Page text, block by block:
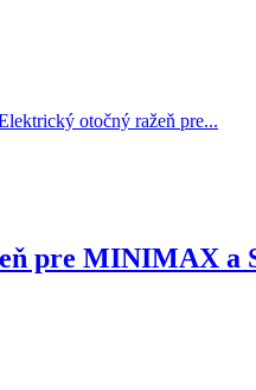
pre MINIMAX a